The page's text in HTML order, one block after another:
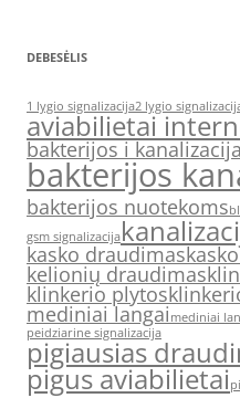
DEBESĖLIS
1 lygio signalizacija2 lygio
aviabilietai
bakterijos i
bakterijos
bakterijos nuotekoms
gsm signalizacija
kasko draudimas
kelionių draudimas
klinkerio plytos
mediniai langai mediniai
peidziarine signalizacija
pigiausias
pigus aviabilietai